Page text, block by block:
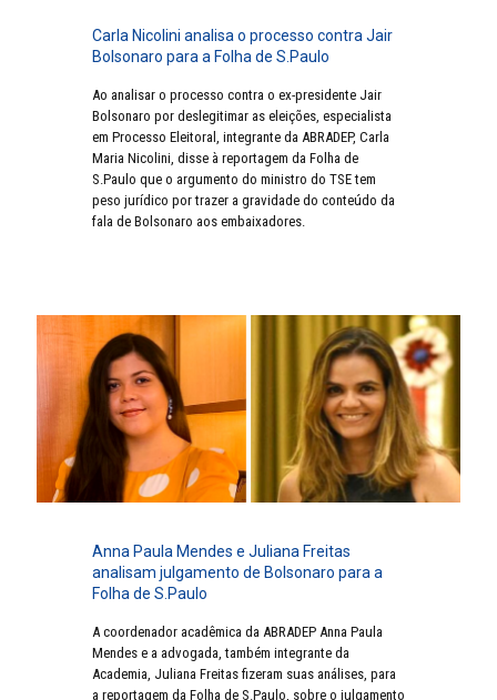
Carla Nicolini analisa o processo contra Jair
Bolsonaro para a Folha de S.Paulo
Ao analisar o processo contra o ex-presidente Jair
Bolsonaro por deslegitimar as eleições, especialista
em Processo Eleitoral, integrante da ABRADEP, Carla
Maria Nicolini, disse à reportagem da Folha de
S.Paulo que o argumento do ministro do TSE tem
peso jurídico por trazer a gravidade do conteúdo da
fala de Bolsonaro aos embaixadores.
Anna Paula Mendes e Juliana Freitas
analisam julgamento de Bolsonaro para a
Folha de S.Paulo
A coordenador acadêmica da ABRADEP Anna Paula
Mendes e a advogada, também integrante da
Academia, Juliana Freitas fizeram suas análises, para
a reportagem da Folha de S.Paulo, sobre o julgamento